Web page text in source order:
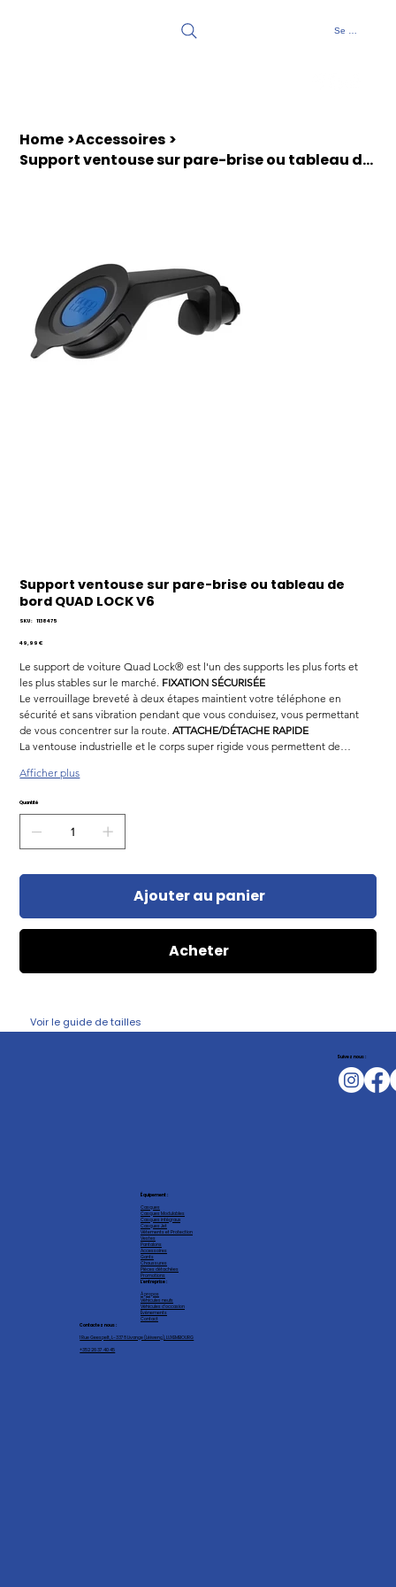
Se connecter
Home >Accessoires >
Support ventouse sur pare-brise ou tableau de bord QUAD LOCK V6
Support ventouse sur pare-brise ou tableau de
bord QUAD LOCK V6
SKU : SKU
1138475
Prix
49,99 €
Le support de voiture Quad Lock® est l'un des supports les plus forts et
les plus stables sur le marché. FIXATION SÉCURISÉE
Le verrouillage breveté à deux étapes maintient votre téléphone en
sécurité et sans vibration pendant que vous conduisez, vous permettant
de vous concentrer sur la route. ATTACHE/DÉTACHE RAPIDE
La ventouse industrielle et le corps super rigide vous permettent de…
Afficher plus
Quantité
Ajouter au panier
Acheter
Voir le guide de tailles
Équipement :
Casques
Casques Modulables
Casques intégraux
Casques Jet
Vêtements et Protection
Vestes
Pantalons
Accessoires
Gants
Chaussures
Pièces détachées
Promotions
L'entreprise :
À propos
Véhicules neufs
Véhicules d'occasion
Événements
Contact
Contactez nous :
1 Rue Geespelt, L-3378 Livange (Léiweng), LUXEMBOURG
+352 26 37 40 45
Suivez nous :